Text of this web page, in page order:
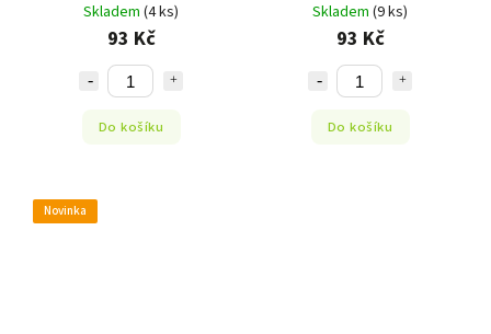
Skladem (4 ks)
93 Kč
Do košíku
Skladem (9 ks)
93 Kč
Do košíku
Novinka